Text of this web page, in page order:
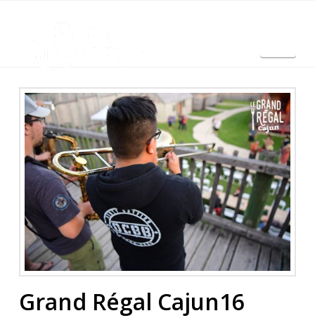
Grand Régal Cajun16